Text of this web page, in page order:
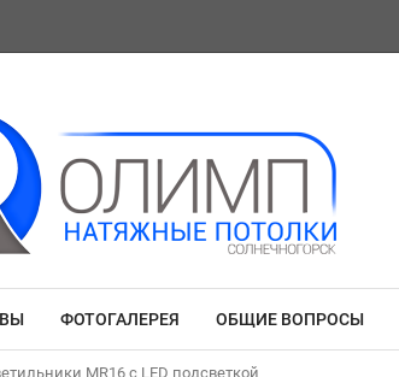
ФОТОГАЛЕРЕЯ ОБЩИЕ ВОПРОСЫ
MR16 с LED подсветкой